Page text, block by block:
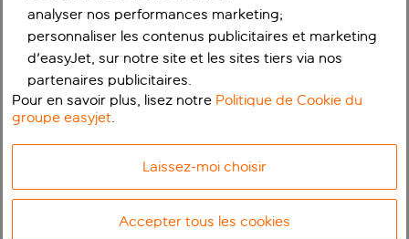
analyser nos performances marketing;
personnaliser les contenus publicitaires et marketing
d'easyJet, sur notre site et les sites tiers via nos
partenaires publicitaires.
Pour en savoir plus, lisez notre Politique de Cookie du
groupe easyjet.
Laissez-moi choisir
Accepter tous les cookies